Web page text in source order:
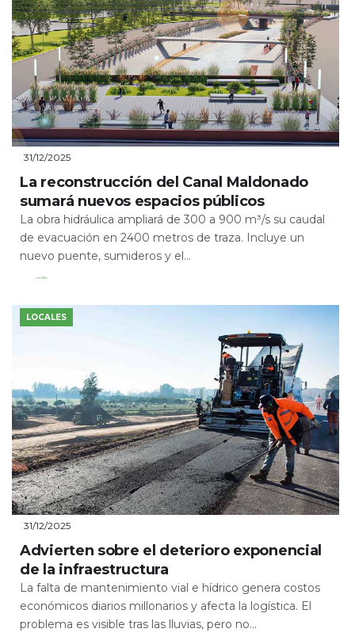
31/12/2025
La reconstrucción del Canal Maldonado
sumará nuevos espacios públicos
La obra hidráulica ampliará de 300 a 900 m³/s su caudal
de evacuación en 2400 metros de traza. Incluye un
nuevo puente, sumideros y el...
Leer Más
LOCALES
31/12/2025
Advierten sobre el deterioro exponencial
de la infraestructura
La falta de mantenimiento vial e hídrico genera costos
económicos diarios millonarios y afecta la logística. El
problema es visible tras las lluvias, pero no...